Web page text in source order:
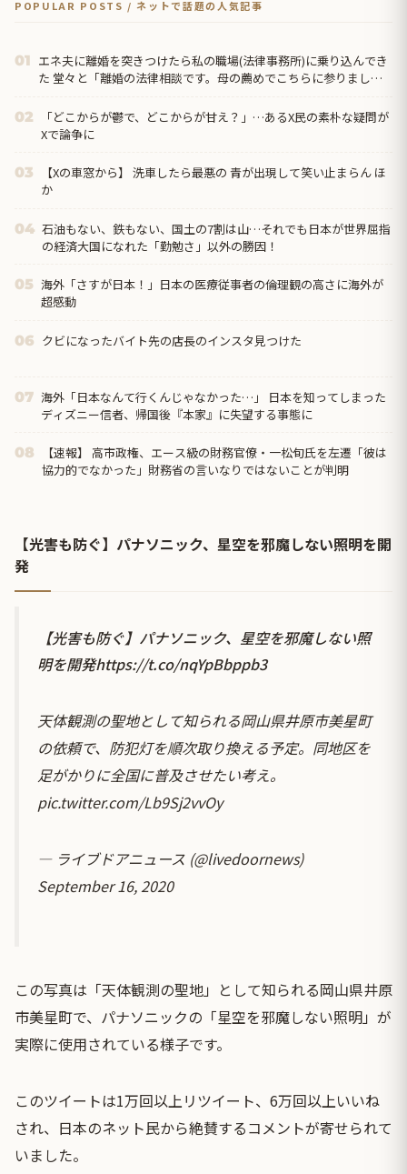
POPULAR POSTS / ネットで話題の人気記事
01 エネ夫に離婚を突きつけたら私の職場(法律事務所)に乗り込んでき
た 堂々と「離婚の法律相談です。母の薦めでこちらに参りまし
02
「どこからが鬱で、どこからが甘え？」…あるX民の素朴な疑問が
Xで論争に
03
【Xの車窓から】 洗車したら最悪の 青が出現して笑い止まらん ほ
か
04 石油もない、鉄もない、国土の7割は山…それでも日本が世界屈指
の経済大国になれた「勤勉さ」以外の勝因！
05 海外「さすが日本！」日本の医療従事者の倫理観の高さに海外が
超感動
06 クビになったバイト先の店長のインスタ見つけた
07 海外「日本なんて行くんじゃなかった…」 日本を知ってしまった
ディズニー信者、帰国後『本家』に失望する事態に
08
【速報】 高市政権、エース級の財務官僚・一松旬氏を左遷「彼は
協力的でなかった」財務省の言いなりではないことが判明
【光害も防ぐ】パナソニック、星空を邪魔しない照明を開
発
【光害も防ぐ】パナソニック、星空を邪魔しない照
明を開発https://t.co/nqYpBbppb3
天体観測の聖地として知られる岡山県井原市美星町
の依頼で、防犯灯を順次取り換える予定。同地区を
足がかりに全国に普及させたい考え。
pic.twitter.com/Lb9Sj2vvOy
— ライブドアニュース (@livedoornews)
September 16, 2020
この写真は「天体観測の聖地」として知られる岡山県井原
市美星町で、パナソニックの「星空を邪魔しない照明」が
実際に使用されている様子です。
このツイートは1万回以上リツイート、6万回以上いいね
され、日本のネット民から絶賛するコメントが寄せられて
いました。